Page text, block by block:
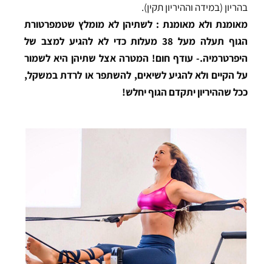
בהריון (במידה וההיריון תקין).
מאומנת ולא מאומנת : לשתיהן לא מומלץ שטמפרטורת
הגוף תעלה מעל 38 מעלות כדי לא להגיע למצב של
היפרטרמיה.- עודף חום! המטרה אצל שתיהן היא לשמור
על הקיים ולא להגיע לשיאים, להשתפר או לרדת במשקל,
ככל שההיריון יתקדם הגוף יחלש!